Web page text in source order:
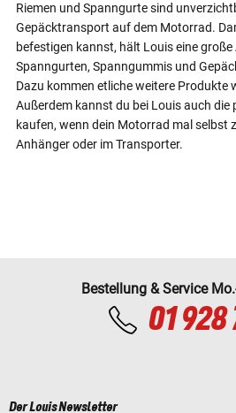
Riemen und Spanngurte sind
Gepäcktransport auf dem Motorrad.
befestigen kannst, hält Louis eine
Spanngurten, Spanngummis und
Dazu kommen etliche weitere Produkte
Außerdem kannst du bei Louis auch die
kaufen, wenn dein Motorrad mal selbst
Anhänger oder im Transporter.
Bestellung & Service
01 928
Der Louis Newsletter